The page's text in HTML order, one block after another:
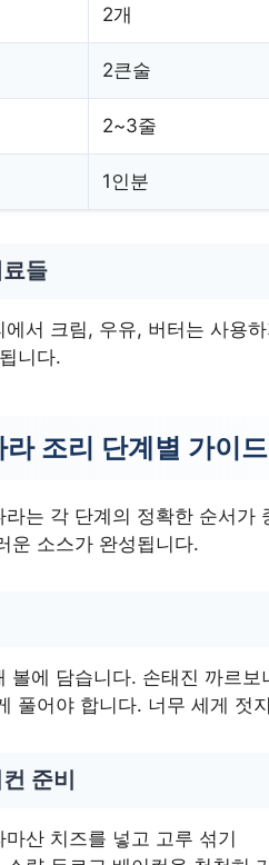
2개
2큰술
2~3줄
1인분
들
서 크림, 우유, 버터는 사용
니다.
조리 단계별 가이드
는 각 단계의 정확한 순서가
운 소스가 완성됩니다.
볼에 담습니다. 손태진 까르
풀어야 합니다. 너무 세게 젓
준비
산 치즈를 넣고 고루 섞기